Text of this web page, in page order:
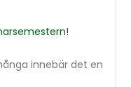
innebär det en